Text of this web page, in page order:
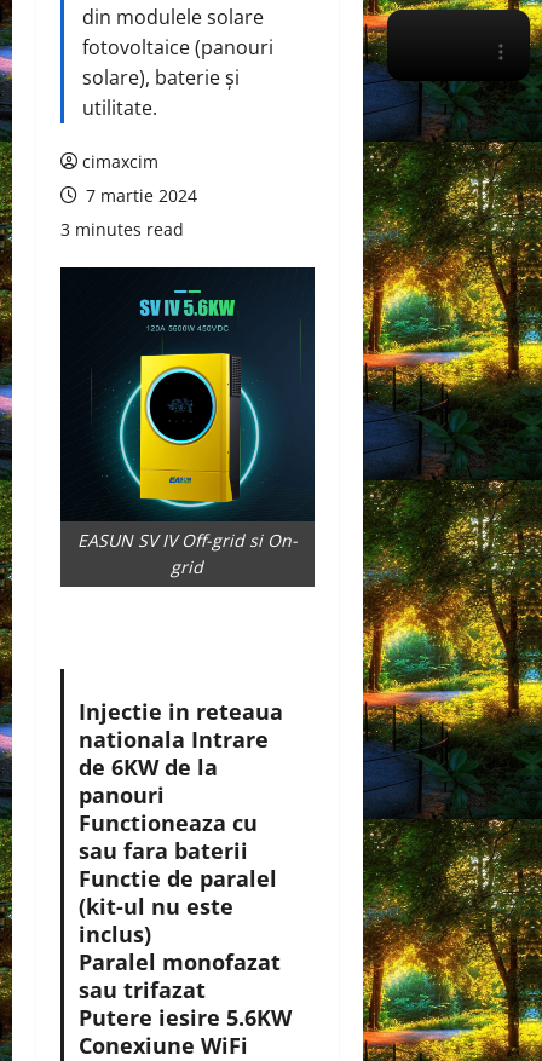
din modulele solare
fotovoltaice (panouri
solare), baterie și
utilitate.
cimaxcim
7 martie 2024
3 minutes read
EASUN SV IV Off-grid si On-
grid
Injectie in reteaua
nationala Intrare
de 6KW de la
panouri
Functioneaza cu
sau fara baterii
Functie de paralel
(kit-ul nu este
inclus)
Paralel monofazat
sau trifazat
Putere iesire 5.6KW
Conexiune WiFi